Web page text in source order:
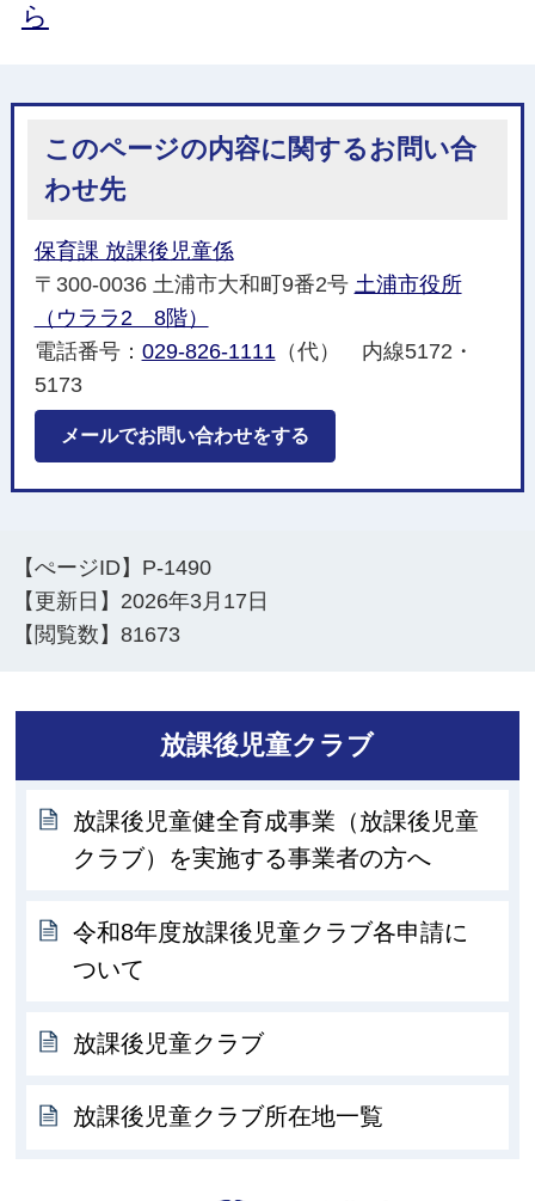
ら
このページの内容に関するお問い合
わせ先
保育課 放課後児童係
〒300-0036 土浦市大和町9番2号 土浦市役所
（ウララ2 8階）
電話番号： 029-826-1111 （代） 内線5172・
5173
メールでお問い合わせをする
【ぺージID】 P-1490
【更新日】 2026年3月17日
【閲覧数】81673
放課後児童クラブ
放課後児童健全育成事業（放課後児童
クラブ）を実施する事業者の方へ
令和8年度放課後児童クラブ各申請に
ついて
放課後児童クラブ
放課後児童クラブ所在地一覧